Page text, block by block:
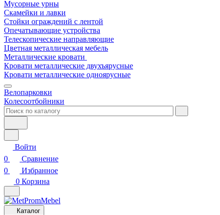
Мусорные урны
Скамейки и лавки
Стойки ограждений с лентой
Опечатывающие устройства
Телескопические направляющие
Цветная металлическая мебель
Металлические кровати
Кровати металлические двухъярусные
Кровати металлические одноярусные
Велопарковки
Колесоотбойники
Войти
0
Сравнение
0
Избранное
0 Корзина
Каталог